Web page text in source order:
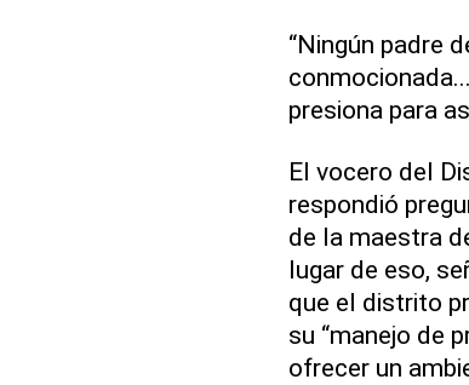
“Ningún padre
presiona para
El vocero del
respondió
de la maestra
lugar de eso,
que el distrito
su “manejo de
ofrecer un